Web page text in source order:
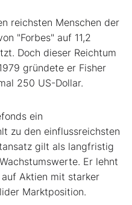
reichsten Menschen der
"Forbes" auf 11,2
Doch dieser Reichtum
gründete er Fisher
250 US-Dollar.
ein
zu den einflussreichsten
gilt als langfristig
Er lehnt
Aktien mit starker
Marktposition.